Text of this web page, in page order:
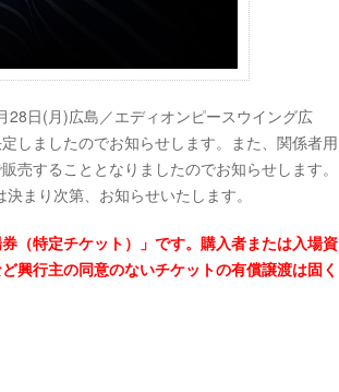
28日(月)広島／エディオンピースウイング広
しましたのでお知らせします。また、関係者用
することとなりましたのでお知らせします。
まり次第、お知らせいたします。
（特定チケット）」です。購入者または入場資
興行主の同意のないチケットの有償譲渡は固く